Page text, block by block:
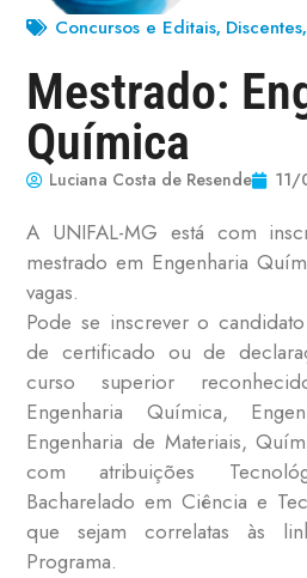
Concursos e Editais, Discentes,
Mestrado:
Química
Luciana Costa de Resende
A UNIFAL-MG está com
mestrado em Engenharia
vagas.
Pode se inscrever o
de certificado ou de
curso superior
Engenharia Química,
Engenharia de Materiais,
com atribuições
Bacharelado em Ciência e
que sejam correlatas às
Programa.